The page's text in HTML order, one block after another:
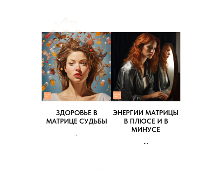
ЗДОРОВЬЕ В
МАТРИЦЕ СУДЬБЫ
...
ЭНЕРГИИ МАТРИЦЫ
В ПЛЮСЕ И В
МИНУСЕ
...